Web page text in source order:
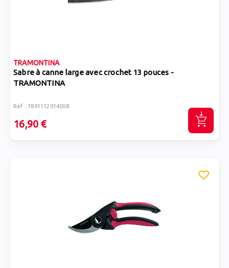
TRAMONTINA
Sabre à canne large avec crochet 13 pouces -
TRAMONTINA
Réf : 7891112014008
16,90 €